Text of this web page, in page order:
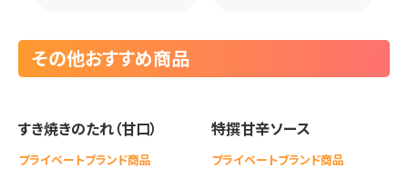
その他おすすめ商品
すき焼きのたれ（甘口）
プライベートブランド商品
特撰甘辛ソース
プライベートブランド商品